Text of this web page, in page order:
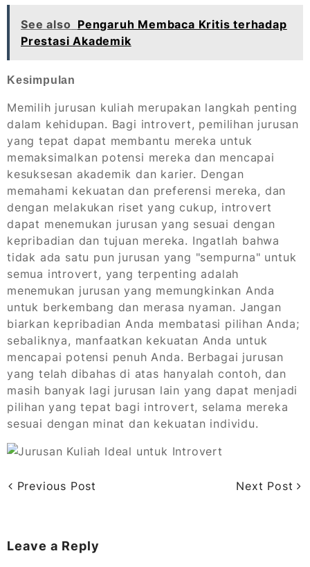
See also Pengaruh Membaca Kritis terhadap
Prestasi Akademik
Kesimpulan
Memilih jurusan kuliah merupakan langkah penting
dalam kehidupan. Bagi introvert, pemilihan jurusan
yang tepat dapat membantu mereka untuk
memaksimalkan potensi mereka dan mencapai
kesuksesan akademik dan karier. Dengan
memahami kekuatan dan preferensi mereka, dan
dengan melakukan riset yang cukup, introvert
dapat menemukan jurusan yang sesuai dengan
kepribadian dan tujuan mereka. Ingatlah bahwa
tidak ada satu pun jurusan yang "sempurna" untuk
semua introvert, yang terpenting adalah
menemukan jurusan yang memungkinkan Anda
untuk berkembang dan merasa nyaman. Jangan
biarkan kepribadian Anda membatasi pilihan Anda;
sebaliknya, manfaatkan kekuatan Anda untuk
mencapai potensi penuh Anda. Berbagai jurusan
yang telah dibahas di atas hanyalah contoh, dan
masih banyak lagi jurusan lain yang dapat menjadi
pilihan yang tepat bagi introvert, selama mereka
sesuai dengan minat dan kekuatan individu.
Previous Post Next Post
Leave a Reply